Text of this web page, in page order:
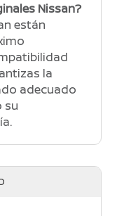
Nissan?
están
la
adecuado
su